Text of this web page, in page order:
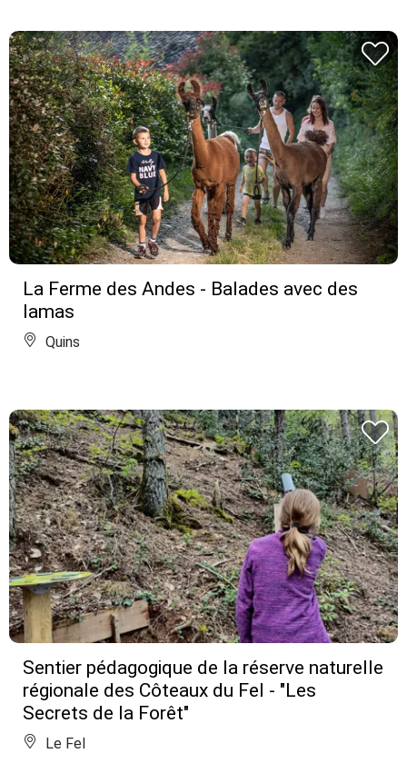
La Ferme des Andes - Balades avec des
lamas
Quins
Sentier pédagogique de la réserve naturelle
régionale des Côteaux du Fel - "Les
Secrets de la Forêt"
Le Fel